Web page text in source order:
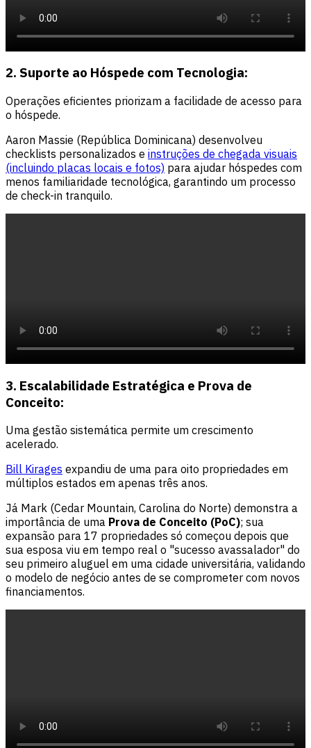
2. Suporte ao Hóspede com Tecnologia:
Operações eficientes priorizam a facilidade de acesso para
o hóspede.
Aaron Massie (República Dominicana) desenvolveu
checklists personalizados e instruções de chegada visuais
(incluindo placas locais e fotos) para ajudar hóspedes com
menos familiaridade tecnológica, garantindo um processo
de check-in tranquilo.
3. Escalabilidade Estratégica e Prova de
Conceito:
Uma gestão sistemática permite um crescimento
acelerado.
Bill Kirages expandiu de uma para oito propriedades em
múltiplos estados em apenas três anos.
Já Mark (Cedar Mountain, Carolina do Norte) demonstra a
importância de uma Prova de Conceito (PoC); sua
expansão para 17 propriedades só começou depois que
sua esposa viu em tempo real o "sucesso avassalador" do
seu primeiro aluguel em uma cidade universitária, validando
o modelo de negócio antes de se comprometer com novos
financiamentos.